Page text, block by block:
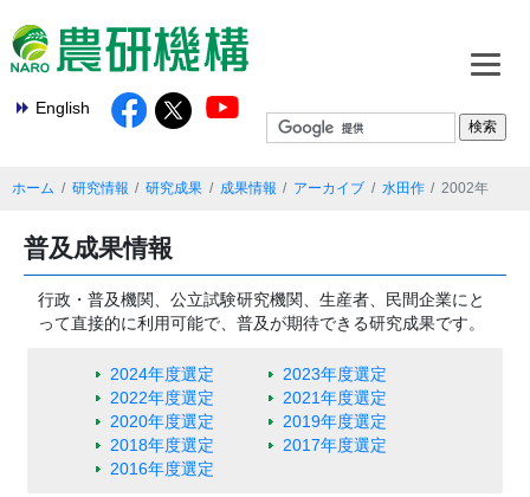
English
ホーム 研究情報 研究成果 成果情報 アーカイブ 水田作 2002年
普及成果情報
行政・普及機関、公立試験研究機関、生産者、民間企業にと
って直接的に利用可能で、普及が期待できる研究成果です。
2024年度選定
2023年度選定
2022年度選定
2021年度選定
2020年度選定
2019年度選定
2018年度選定
2017年度選定
2016年度選定